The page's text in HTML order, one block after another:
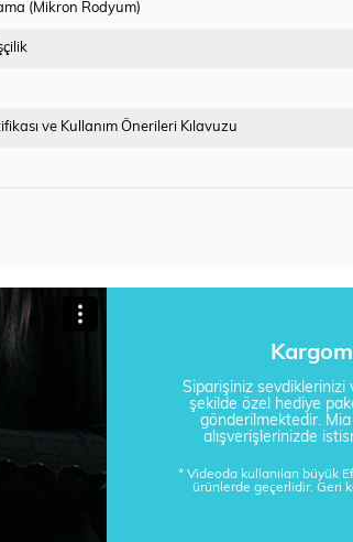
(Mikron Rodyum)
ve Kullanım Önerileri Kılavuzu
Kargom
Siparişiniz
şekilde özel hediye
gönderilmektedir. Mia
alışverişlerinizde
* Videoda kullanılan büyük
ürünlerde geçerlidir. Geri